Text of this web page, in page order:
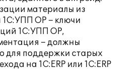
материалы из
1С:УПП ОР – ключи
1С:УПП ОР,
– должны
для поддержки старых
на 1С:ERP или 1С:ERP